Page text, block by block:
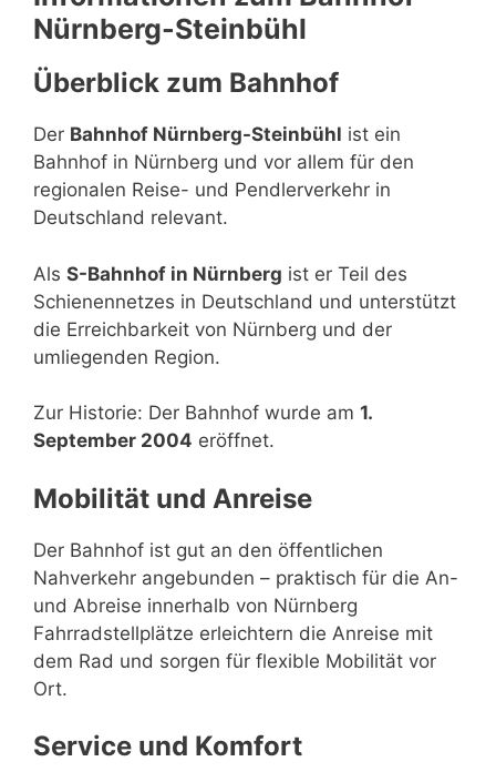
Nürnberg-Steinbühl
Überblick zum Bahnhof
Der Bahnhof Nürnberg-Steinbühl ist ein
Bahnhof in Nürnberg und vor allem für den
regionalen Reise- und Pendlerverkehr in
Deutschland relevant.
Als S-Bahnhof in Nürnberg ist er Teil des
Schienennetzes in Deutschland und unterstützt
die Erreichbarkeit von Nürnberg und der
umliegenden Region.
Zur Historie: Der Bahnhof wurde am 1.
September 2004 eröffnet.
Mobilität und Anreise
Der Bahnhof ist gut an den öffentlichen
Nahverkehr angebunden – praktisch für die An-
und Abreise innerhalb von Nürnberg
Fahrradstellplätze erleichtern die Anreise mit
dem Rad und sorgen für flexible Mobilität vor
Ort.
Service und Komfort